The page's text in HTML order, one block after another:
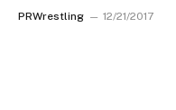
PRWrestling 12/21/2017